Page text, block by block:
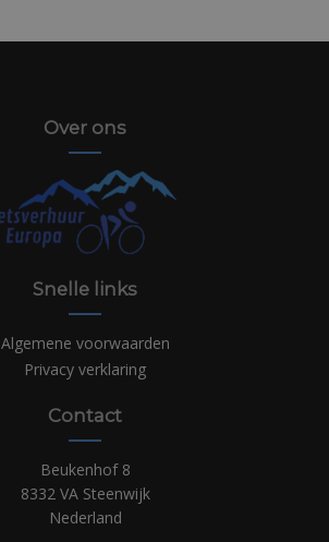
Over ons
Snelle links
Algemene voorwaarden
Privacy verklaring
Contact
Beukenhof 8
8332 VA Steenwijk
Nederland